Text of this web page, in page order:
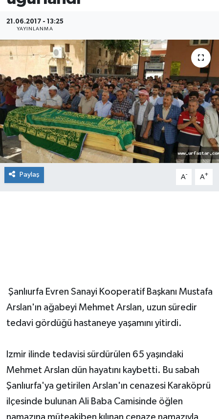
21.06.2017 - 13:25
YAYINLANMA
Paylaş A- A+
Şanlıurfa Evren Sanayi Kooperatif Başkanı Mustafa
Arslan'ın ağabeyi Mehmet Arslan, uzun süredir
tedavi gördüğü hastaneye yaşamını yitirdi.
Izmir ilinde tedavisi sürdürülen 65 yaşındaki
Mehmet Arslan dün hayatını kaybetti. Bu sabah
Şanlıurfa'ya getirilen Arslan'ın cenazesi Karaköprü
ilçesinde bulunan Ali Baba Camisinde öğlen
Kültür
Magazin
Son Dakika Haberleri
Haber Arşivi